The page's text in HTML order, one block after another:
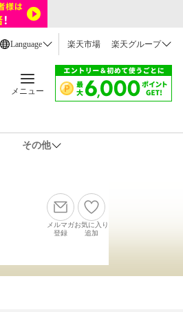
Language 楽天市場 楽天グループ
メニュー
その他
メルマガ
登録
お気に入り
追加